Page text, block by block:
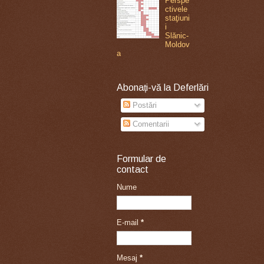
ctivele
staţiuni
i
Slănic-
Moldov
a
Abonați-vă la Deferlări
Postări
Comentarii
Formular de
contact
Nume
E-mail *
Mesaj *